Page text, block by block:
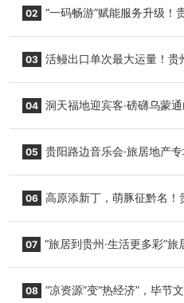
02 “一码畅游”赋能服务升级！
03 活鳗出口单次最大运量！
04 洞天福地迎宾客·磅礴乌蒙
05 贵阳路边音乐会·旅居地产
06 高原添新丁，萌豚征黔名！
07 “旅居到贵州·生活更多彩”
08 “凉资源”变“热经济”，毕节